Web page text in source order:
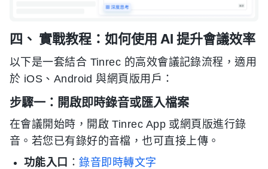
四、 實戰教程：如何使用 AI 提升會議效率
以下是一套結合 Tinrec 的高效會議記錄流程，適用
於 iOS、Android 與網頁版用戶：
步驟一：開啟即時錄音或匯入檔案
在會議開始時，開啟 Tinrec App 或網頁版進行錄
音。若您已有錄好的音檔，也可直接上傳。
功能入口 ：錄音即時轉文字